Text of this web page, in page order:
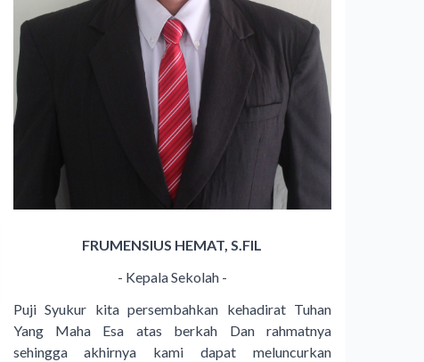
FRUMENSIUS HEMAT, S.FIL
- Kepala Sekolah -
Puji Syukur kita persembahkan kehadirat Tuhan
Yang Maha Esa atas berkah Dan rahmatnya
sehingga akhirnya kami dapat meluncurkan